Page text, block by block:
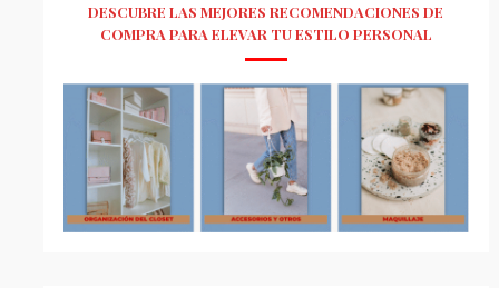
DESCUBRE LAS MEJORES RECOMENDACIONES DE
COMPRA PARA ELEVAR TU ESTILO PERSONAL